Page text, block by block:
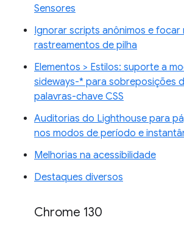
Sensores
Ignorar scripts anônimos e focar
rastreamentos de pilha
Elementos > Estilos: suporte a
sideways-* para sobreposições
palavras-chave CSS
Auditorias do Lighthouse para
nos modos de período e
Melhorias na acessibilidade
Destaques diversos
Chrome 130